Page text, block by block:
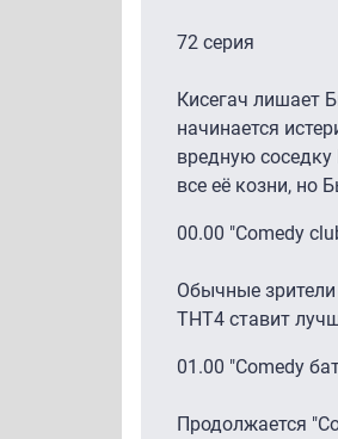
72 серия
Кисегач лишает
начинается
вредную
все её козни, но
00.00 "Comedy
Обычные
ТНТ4 ставит
01.00 "Comedy
Продолжается